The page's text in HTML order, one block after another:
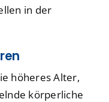
in der
höheres Alter,
körperliche